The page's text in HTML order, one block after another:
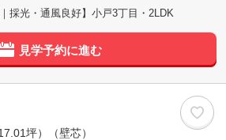
採光・通風良好】小戸3丁目・2LDK
見学予約に進む
坪）（壁芯）